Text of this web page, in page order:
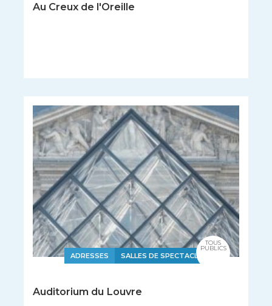
Au Creux de l'Oreille
ADRESSES SALLES DE SPECTACLE
Auditorium du Louvre
TOUS
PUBLICS